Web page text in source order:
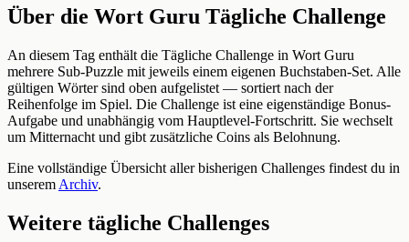
Über die Wort Guru Tägliche Challenge
An diesem Tag enthält die Tägliche Challenge in Wort Guru
mehrere Sub-Puzzle mit jeweils einem eigenen Buchstaben-Set. Alle
gültigen Wörter sind oben aufgelistet — sortiert nach der
Reihenfolge im Spiel. Die Challenge ist eine eigenständige Bonus-
Aufgabe und unabhängig vom Hauptlevel-Fortschritt. Sie wechselt
um Mitternacht und gibt zusätzliche Coins als Belohnung.
Eine vollständige Übersicht aller bisherigen Challenges findest du in
unserem Archiv.
Weitere tägliche Challenges